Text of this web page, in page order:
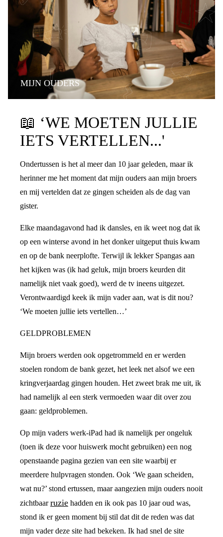
MIJN OUDERS
📖 ‘WE MOETEN JULLIE
IETS VERTELLEN...'
Ondertussen is het al meer dan 10 jaar geleden, maar ik
herinner me het moment dat mijn ouders aan mijn broers
en mij vertelden dat ze gingen scheiden als de dag van
gister.
Elke maandagavond had ik dansles, en ik weet nog dat ik
op een winterse avond in het donker uitgeput thuis kwam
en op de bank neerplofte. Terwijl ik lekker Spangas aan
het kijken was (ik had geluk, mijn broers keurden dit
namelijk niet vaak goed), werd de tv ineens uitgezet.
Verontwaardigd keek ik mijn vader aan, wat is dit nou?
‘We moeten jullie iets vertellen…’
GELDPROBLEMEN
Mijn broers werden ook opgetrommeld en er werden
stoelen rondom de bank gezet, het leek net alsof we een
kringverjaardag gingen houden. Het zweet brak me uit, ik
had namelijk al een sterk vermoeden waar dit over zou
gaan: geldproblemen.
Op mijn vaders werk-iPad had ik namelijk per ongeluk
(toen ik deze voor huiswerk mocht gebruiken) een nog
openstaande pagina gezien van een site waarbij er
meerdere hulpvragen stonden. Ook ‘We gaan scheiden,
wat nu?’ stond ertussen, maar aangezien mijn ouders nooit
zichtbaarruzie hadden en ik ook pas 10 jaar oud was,
stond ik er geen moment bij stil dat dit de reden was dat
mijn vader deze site had bekeken. Ik had snel de site